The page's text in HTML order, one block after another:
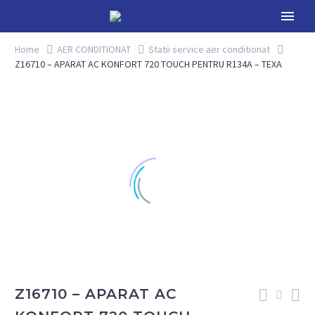
Home AER CONDITIONAT
Statii service aer conditionat
Z16710 – APARAT AC KONFORT 720 TOUCH PENTRU R134A – TEXA
Z16710 – APARAT AC